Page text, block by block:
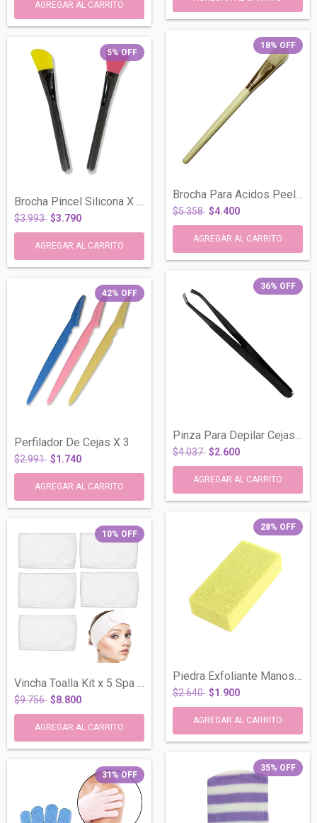
5%OFF
Brocha Pincel Silicona X Unidad Make Up...
$3.993 $3.790
18% OFF
Brocha Para Acidos Peeling y Mascarillas...
$5.358 $4.400
42% OFF
Perfilador De Cejas X 3
$2.991 $1.740
36% OFF
Pinza Para Depilar Cejas Negra x Unidad...
$4.037 $2.600
10% OFF
Vincha Toalla Kit x 5 Spa Make Up Cosmet...
$9.756 $8.800
28% OFF
Piedra Exfoliante Manos Pies Pelos Encar...
$2.640 $1.900
31 %OFF
35% OFF